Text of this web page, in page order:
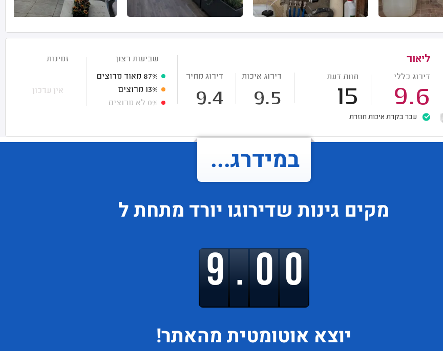
ליאור
דירוג כללי
9.6
חוות דעת
15
דירוג איכות
9.5
דירוג מחיר
9.4
עבר בקרת איכות חוזרת
שביעות רצון
87% מאוד מרוצים
13% מרוצים
0% לא מרוצים
זמינות
אין עדכון
במידרג...
מקים גינות שדירוגו יורד מתחת ל
9.00
יוצא אוטומטית מהאתר!